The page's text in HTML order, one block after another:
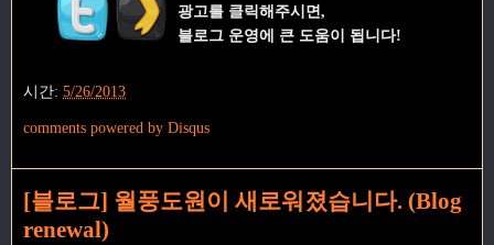
광고를 클릭해주시면,
블로그 운영에 큰 도움이 됩니다!
시간: 5/26/2013
comments powered by Disqus
[블로그] 월풍도원이 새로워졌습니다. (Blog
renewal)